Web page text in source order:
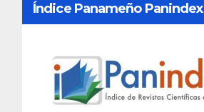
Índice Panameño Panindex